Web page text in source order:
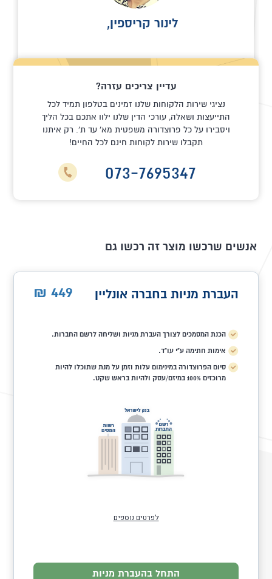
עדיין צריכים עזרה?
נציגי שירות הלקוחות שלנו זמינים בטלפון תמיד לכל
התייעצות ושאלה, עורכי הדין שלנו ילוו אתכם בכל הליך
ויסבירו על כל פרוצדורה משפטית מא' עד ת'. רק איתנו
תקבלו שירות לקוחות חינם לכל החיים!
073-7695347
אנשים שרכשו מוצר זה רכשו גם
449
₪ העברת מניות בחברה אונליין
הכנת המסמכים לצורך העברת מניות ושליחה לרשם החברות.
אימות חתימה ע"י עו"ד.
סיום הפרוצדורה במינימום עלות וזמן על מנת שתוכלו להיות
מרוכזים 100% במיזם/עסק ולהיות בראש שקט.
לפרטים נוספים
התחל בהעברת מניות